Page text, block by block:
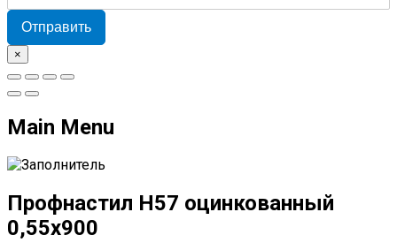
Отправить
×
Main Menu
Профнастил Н57 оцинкованный
0,55x900